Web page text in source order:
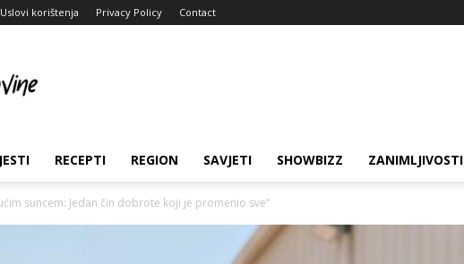
Uslovi korištenja Privacy Policy Contact
RECEPTI REGION SAVJETI SHOWBIZZ ZANIMLJIVOSTI
suncem: Jedan čin dobrote koji je promenio sve“